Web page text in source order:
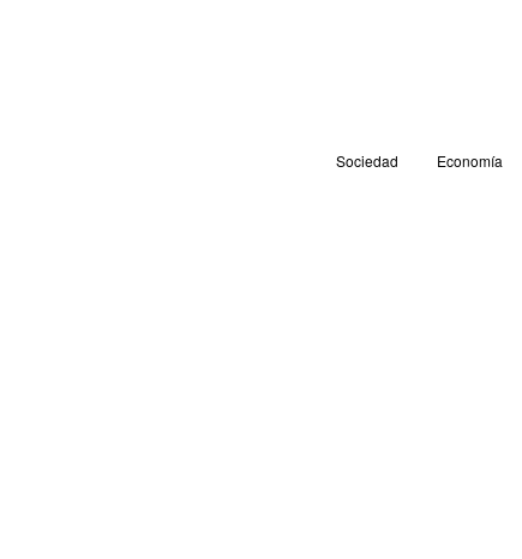
Sociedad Economía